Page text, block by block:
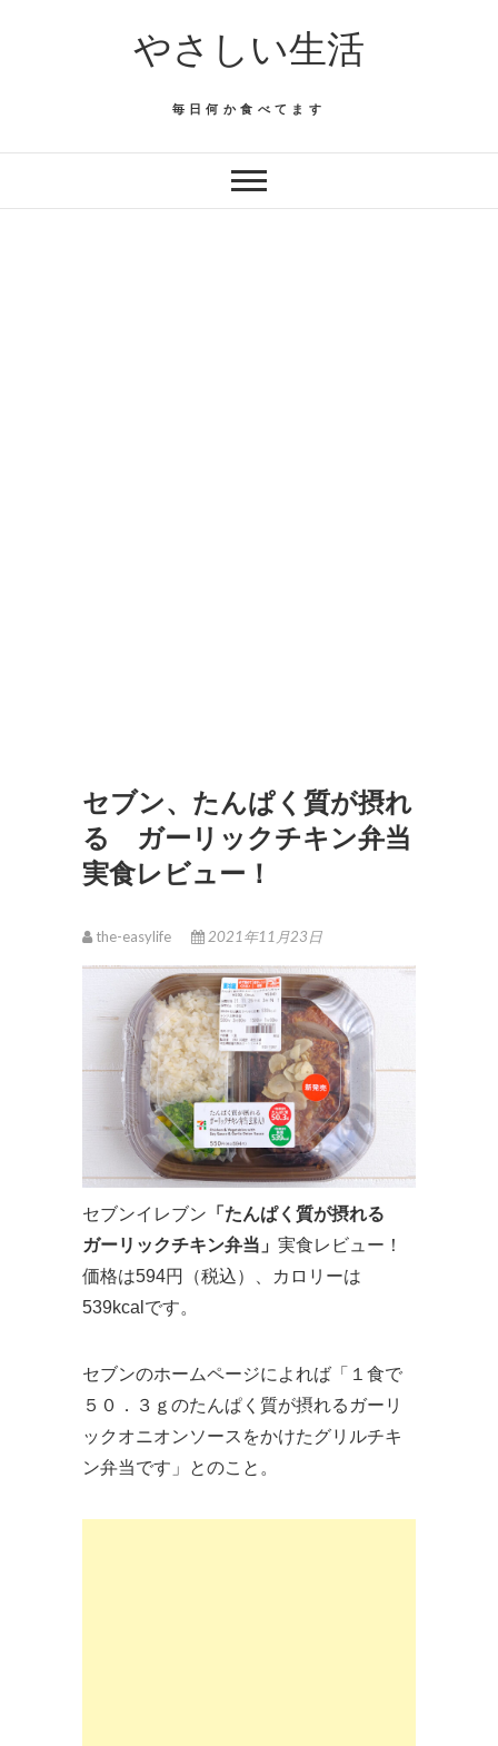
やさしい生活
毎日何か食べてます
セブン、たんぱく質が摂れ
る ガーリックチキン弁当
実食レビュー！
the-easylife 2021年11月23日
セブンイレブン 「たんぱく質が摂れる
ガーリックチキン弁当」 実食レビュー！
価格は594円（税込）、カロリーは
539kcalです。
セブンのホームページによれば「１食で
５０．３ｇのたんぱく質が摂れるガーリ
ックオニオンソースをかけたグリルチキ
ン弁当です」とのこと。